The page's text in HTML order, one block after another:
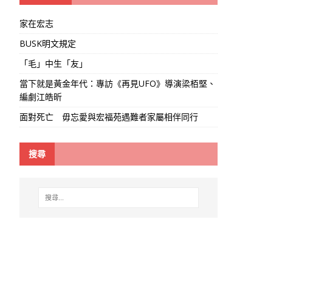
家在宏志
BUSK明文規定
「毛」中生「友」
當下就是黃金年代：專訪《再見UFO》導演梁栢堅、
編劇江皓昕
面對死亡 毋忘愛與宏福苑遇難者家屬相伴同行
搜尋